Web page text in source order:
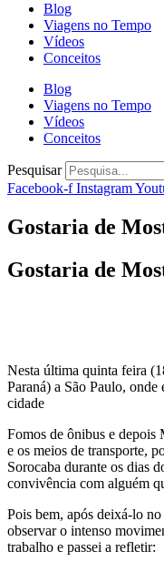
Blog
Viagens no Tempo
Vídeos
Conceitos
Blog
Viagens no Tempo
Vídeos
Conceitos
Pesquisar
Facebook-f Instagram
Gostaria de
Gostaria de
Nesta última quinta feira
Paraná) a São Paulo,
cidade
Fomos de ônibus e depois
e os meios de transporte,
Sorocaba durante os dias
convivência com alguém
Pois bem, após deixá-lo
observar o intenso
trabalho e passei a refletir: